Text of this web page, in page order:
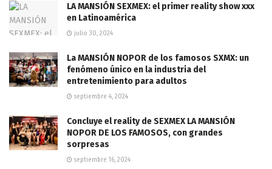
LA MANSIÓN SEXMEX: el primer reality show xxx
en Latinoamérica
julio 30, 2024
La MANSIÓN NOPOR de los famosos SXMX: un
fenómeno único en la industria del
entretenimiento para adultos
septiembre 4, 2024
Concluye el reality de SEXMEX LA MANSIÓN
NOPOR DE LOS FAMOSOS, con grandes
sorpresas
septiembre 16, 2024